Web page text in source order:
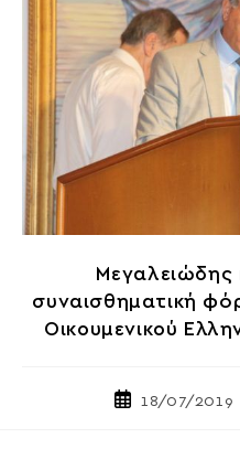
Μεγαλειώδης
συναισθηματική
Οικουμενικού
Post18/07/2019